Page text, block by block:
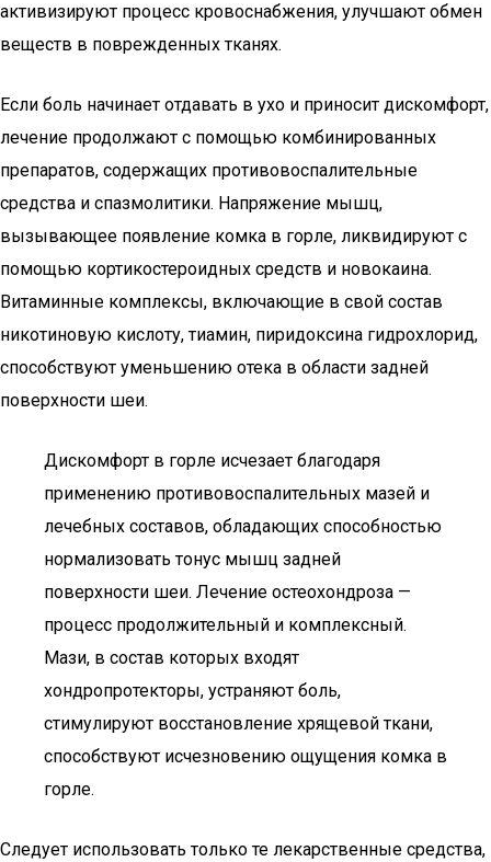
активизируют процесс кровоснабжения, улучшают обмен
веществ в поврежденных тканях.
Если боль начинает отдавать в ухо и приносит дискомфорт,
лечение продолжают с помощью комбинированных
препаратов, содержащих противовоспалительные
средства и спазмолитики. Напряжение мышц,
вызывающее появление комка в горле, ликвидируют с
помощью кортикостероидных средств и новокаина.
Витаминные комплексы, включающие в свой состав
никотиновую кислоту, тиамин, пиридоксина гидрохлорид,
способствуют уменьшению отека в области задней
поверхности шеи.
Дискомфорт в горле исчезает благодаря
применению противовоспалительных мазей и
лечебных составов, обладающих способностью
нормализовать тонус мышц задней
поверхности шеи. Лечение остеохондроза —
процесс продолжительный и комплексный.
Мази, в состав которых входят
хондропротекторы, устраняют боль,
стимулируют восстановление хрящевой ткани,
способствуют исчезновению ощущения комка в
горле.
Следует использовать только те лекарственные средства,